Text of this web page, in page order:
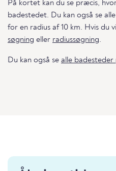
På kortet kan du se præcis,
badestedet. Du kan også se
for en radius af 10 km. Hvis du
søgning eller radiussøgning.
Du kan også se alle